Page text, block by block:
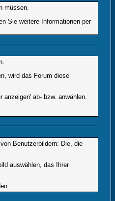
müssen.
Sie weitere Informationen per
wird das Forum diese
ab- bzw. anwählen.
Benutzerbildern: Die, die
auswählen, das Ihrer